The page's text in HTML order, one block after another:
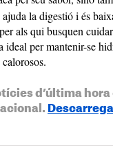
la digestió i és
als qui busquen
per mantenir-se
d’última hora